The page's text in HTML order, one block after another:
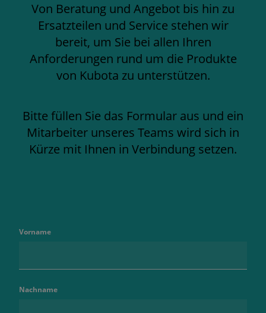
Von Beratung und Angebot bis hin zu
Ersatzteilen und Service stehen wir
bereit, um Sie bei allen Ihren
Anforderungen rund um die Produkte
von Kubota zu unterstützen.
Bitte füllen Sie das Formular aus und ein
Mitarbeiter unseres Teams wird sich in
Kürze mit Ihnen in Verbindung setzen.
Vorname
Nachname